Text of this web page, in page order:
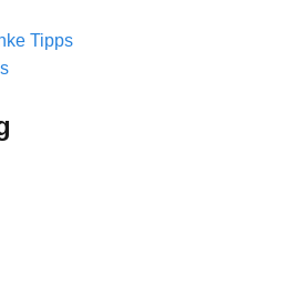
Tipps